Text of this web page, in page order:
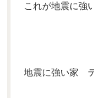
これが地震に強
地震に強い家